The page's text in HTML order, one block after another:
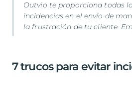
Outvio te proporciona todas
incidencias en el envío de
la frustración de tu cliente.
7 trucos para evitar